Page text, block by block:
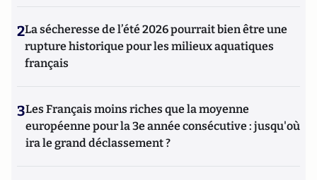
2La sécheresse de l’été 2026 pourrait bien être une
rupture historique pour les milieux aquatiques
français
3Les Français moins riches que la moyenne
européenne pour la 3e année consécutive : jusqu'où
ira le grand déclassement ?